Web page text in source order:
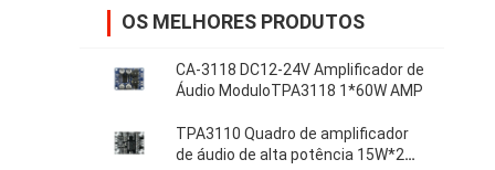
OS MELHORES PRODUTOS
CA-3118 DC12-24V Amplificador de
Áudio ModuloTPA3118 1*60W AMP
TPA3110 Quadro de amplificador
de áudio de alta potência 15W*2